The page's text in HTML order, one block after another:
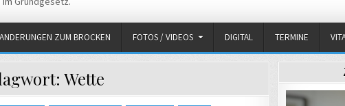
ZUM BROCKEN FOTOS / VIDEOS DIGITAL TERMINE
Wette